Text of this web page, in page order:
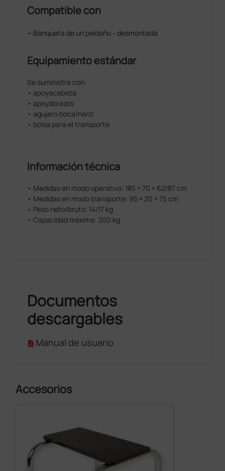
Compatible con
• Banqueta de un peldaño - desmontada
Equipamiento estándar
Se suministra con:
• apoyacabeza
• apoyabrazos
• agujero boca/nariz
• bolsa para el transporte
Información técnica
• Medidas en modo operativo: 185 × 70 × 62/87 cm
• Medidas en modo transporte: 95 × 20 × 75 cm
• Peso neto/bruto: 14/17 kg
• Capacidad máxima: 200 kg
Documentos
descargables
Manual de usuario
Accesorios